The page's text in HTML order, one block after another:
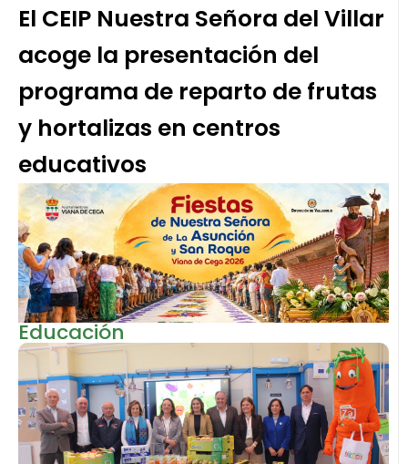
El CEIP Nuestra Señora del Villar
acoge la presentación del
programa de reparto de frutas
y hortalizas en centros
educativos
Educación